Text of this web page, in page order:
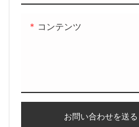
コンテンツ
お問い合わせを送る